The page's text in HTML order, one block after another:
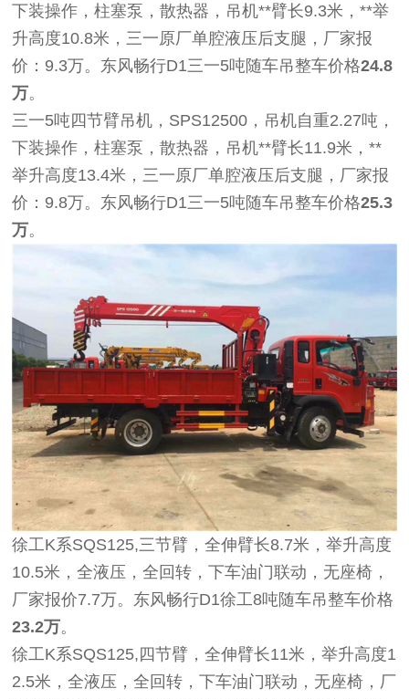
下装操作，柱塞泵，散热器，吊机**臂长9.3米，**举
升高度10.8米，三一原厂单腔液压后支腿，厂家报
价：9.3万。东风畅行D1三一5吨随车吊整车价格24.8
万。
三一5吨四节臂吊机，SPS12500，吊机自重2.27吨，
下装操作，柱塞泵，散热器，吊机**臂长11.9米，**
举升高度13.4米，三一原厂单腔液压后支腿，厂家报
价：9.8万。东风畅行D1三一5吨随车吊整车价格25.3
万。
徐工K系SQS125,三节臂，全伸臂长8.7米，举升高度
10.5米，全液压，全回转，下车油门联动，无座椅，
厂家报价7.7万。东风畅行D1徐工8吨随车吊整车价格
23.2万。
徐工K系SQS125,四节臂，全伸臂长11米，举升高度1
2.5米，全液压，全回转，下车油门联动，无座椅，厂